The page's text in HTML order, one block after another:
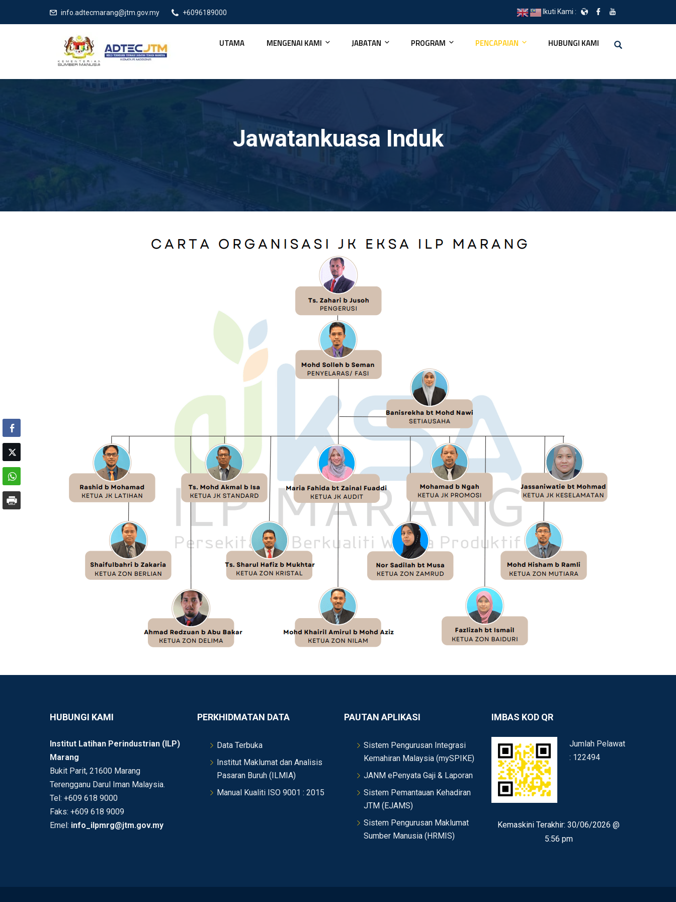
info.adtecmarang@jtm.gov.my +6096189000 Ikuti Kami :
UTAMA MENGENAI KAMI JABATAN PROGRAM PENCAPAIAN HUBUNGI KAMI
Jawatankuasa Induk
HUBUNGI KAMI
Institut Latihan Perindustrian (ILP)
Marang
Bukit Parit, 21600 Marang
Terengganu Darul Iman Malaysia.
Tel: +609 618 9000
Faks: +609 618 9009
Emel: info_ilpmrg@jtm.gov.my
PERKHIDMATAN DATA
Data Terbuka
Institut Maklumat dan Analisis
Pasaran Buruh (ILMIA)
Manual Kualiti ISO 9001 : 2015
PAUTAN APLIKASI
Sistem Pengurusan Integrasi
Kemahiran Malaysia (mySPIKE)
JANM ePenyata Gaji & Laporan
Sistem Pemantauan Kehadiran
JTM (EJAMS)
Sistem Pengurusan Maklumat
Sumber Manusia (HRMIS)
IMBAS KOD QR
Jumlah Pelawat
: 122494
Kemaskini Terakhir:30/06/2026 @
5:56 pm